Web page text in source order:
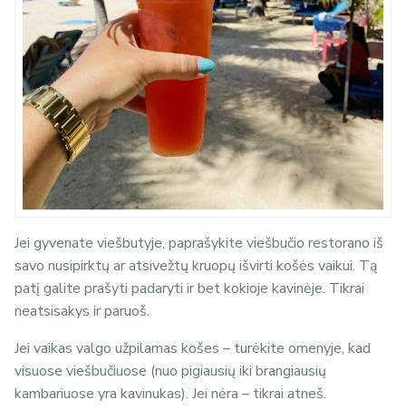
Jei gyvenate viešbutyje, paprašykite viešbučio restorano iš
savo nusipirktų ar atsivežtų kruopų išvirti košės vaikui. Tą
patį galite prašyti padaryti ir bet kokioje kavinėje. Tikrai
neatsisakys ir paruoš.
Jei vaikas valgo užpilamas košes – turėkite omenyje, kad
visuose viešbučiuose (nuo pigiausių iki brangiausių
kambariuose yra kavinukas). Jei nėra – tikrai atneš.